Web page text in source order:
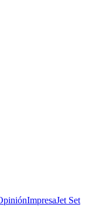
ImpresaJet Set